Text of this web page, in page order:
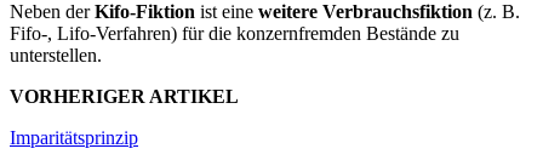
Neben derKifo-Fiktion ist eine weitere Verbrauchsfiktion (z. B.
Fifo-, Lifo-Verfahren) für die konzernfremden Bestände zu
unterstellen.
VORHERIGER ARTIKEL
Imparitätsprinzip